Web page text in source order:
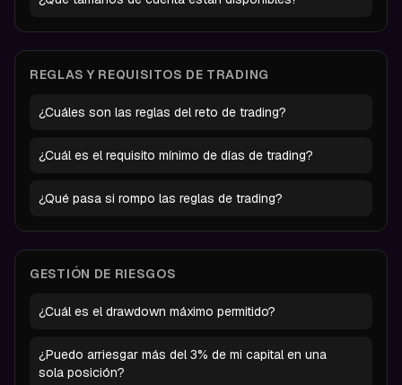
REGLAS Y REQUISITOS DE TRADING
¿Cuáles son las reglas del reto de trading?
¿Cuál es el requisito mínimo de días de trading?
¿Qué pasa si rompo las reglas de trading?
GESTIÓN DE RIESGOS
¿Cuál es el drawdown máximo permitido?
¿Puedo arriesgar más del 3% de mi capital en una
sola posición?